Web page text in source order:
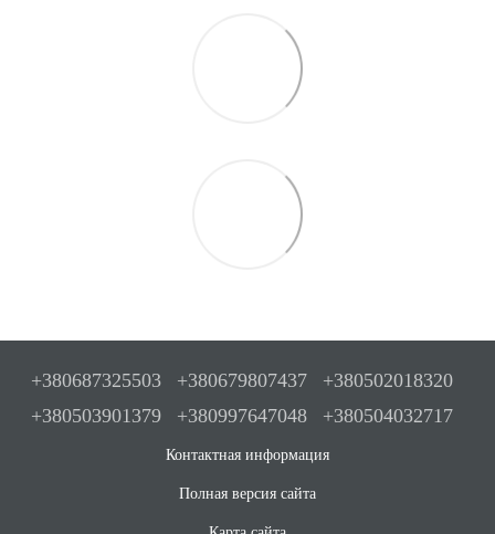
+380687325503 +380679807437
+380502018320
+380503901379
+380997647048 +380504032717
Контактная информация
Полная версия сайта